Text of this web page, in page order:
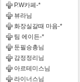
P.W카페-*
뷰라님
화장실갈때 마음-*
팀 에이든-*
둔필승총님
감정정리님
아르테미스님
라이너스님